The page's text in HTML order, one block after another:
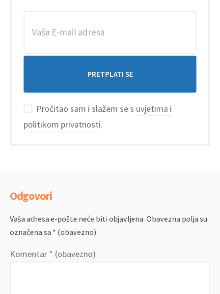
Pročitao sam i slažem se s uvjetima i
politikom privatnosti.
Odgovori
Vaša adresa e-pošte neće biti objavljena. Obavezna polja su
označena sa * (obavezno)
Komentar * (obavezno)